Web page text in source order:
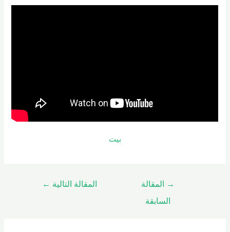
بيت
→
المقالة
السابقة
المقالة التالية ←